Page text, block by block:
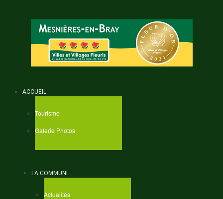
ACCUEIL
Tourisme
Galerie Photos
LA COMMUNE
Actualités